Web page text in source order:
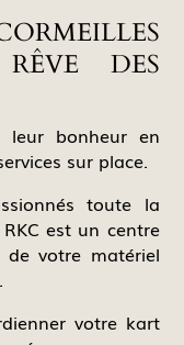
DES
leur bonheur en
sur place.
toute la
est un centre
votre matériel
votre kart